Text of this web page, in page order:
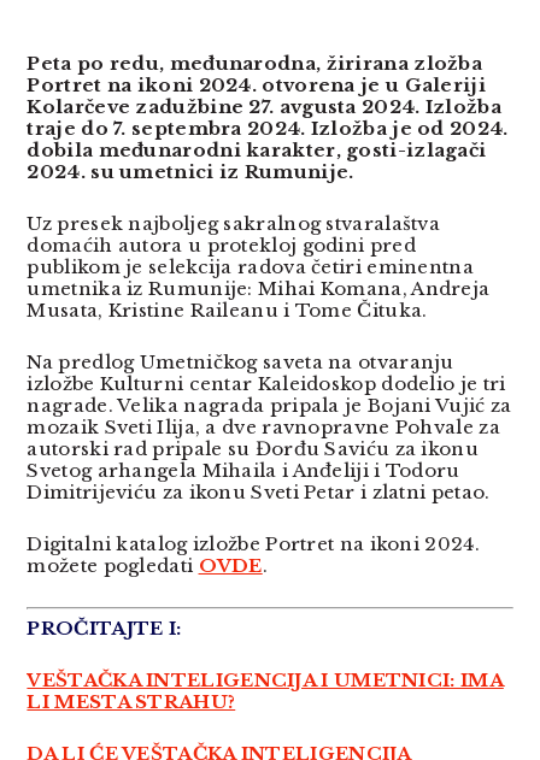
Peta po redu, međunarodna, žirirana zložba
Portret na ikoni 2024. otvorena je u Galeriji
Kolarčeve zadužbine 27. avgusta 2024. Izložba
traje do 7. septembra 2024. Izložba je od 2024.
dobila međunarodni karakter, gosti-izlagači
2024. su umetnici iz Rumunije.
Uz presek najboljeg sakralnog stvaralaštva
domaćih autora u protekloj godini pred
publikom je selekcija radova četiri eminentna
umetnika iz Rumunije: Mihai Komana, Andreja
Musata, Kristine Raileanu i Tome Čituka.
Na predlog Umetničkog saveta na otvaranju
izložbe Kulturni centar Kaleidoskop dodelio je tri
nagrade. Velika nagrada pripala je Bojani Vujić za
mozaik Sveti Ilija, a dve ravnopravne Pohvale za
autorski rad pripale su Đorđu Saviću za ikonu
Svetog arhangela Mihaila i Anđeliji i Todoru
Dimitrijeviću za ikonu Sveti Petar i zlatni petao.
Digitalni katalog izložbe Portret na ikoni 2024.
možete pogledati OVDE.
PROČITAJTE I:
VEŠTAČKA INTELIGENCIJA I UMETNICI: IMA
LI MESTA STRAHU?
DA LI ĆE VEŠTAČKA INTELIGENCIJA